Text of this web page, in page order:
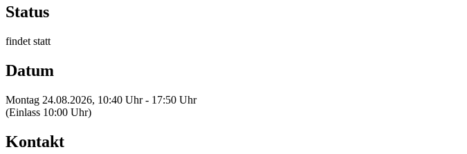
Status
findet statt
Datum
Montag 24.08.2026, 10:40 Uhr - 17:50 Uhr
(Einlass 10:00 Uhr)
Kontakt